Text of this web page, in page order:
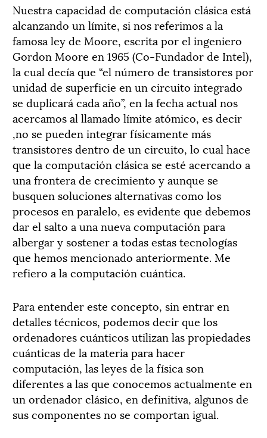
Nuestra capacidad de computación clásica está
alcanzando un límite, si nos referimos a la
famosa ley de Moore, escrita por el ingeniero
Gordon Moore en 1965 (Co-Fundador de Intel),
la cual decía que “el número de transistores por
unidad de superficie en un circuito integrado
se duplicará cada año”, en la fecha actual nos
acercamos al llamado límite atómico, es decir
,no se pueden integrar físicamente más
transistores dentro de un circuito, lo cual hace
que la computación clásica se esté acercando a
una frontera de crecimiento y aunque se
busquen soluciones alternativas como los
procesos en paralelo, es evidente que debemos
dar el salto a una nueva computación para
albergar y sostener a todas estas tecnologías
que hemos mencionado anteriormente. Me
refiero a la computación cuántica.
Para entender este concepto, sin entrar en
detalles técnicos, podemos decir que los
ordenadores cuánticos utilizan las propiedades
cuánticas de la materia para hacer
computación, las leyes de la física son
diferentes a las que conocemos actualmente en
un ordenador clásico, en definitiva, algunos de
sus componentes no se comportan igual.